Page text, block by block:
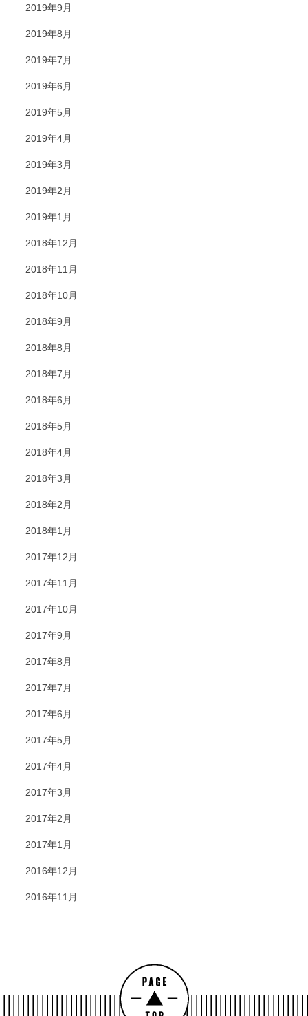
2019年9月
2019年8月
2019年7月
2019年6月
2019年5月
2019年4月
2019年3月
2019年2月
2019年1月
2018年12月
2018年11月
2018年10月
2018年9月
2018年8月
2018年7月
2018年6月
2018年5月
2018年4月
2018年3月
2018年2月
2018年1月
2017年12月
2017年11月
2017年10月
2017年9月
2017年8月
2017年7月
2017年6月
2017年5月
2017年4月
2017年3月
2017年2月
2017年1月
2016年12月
2016年11月